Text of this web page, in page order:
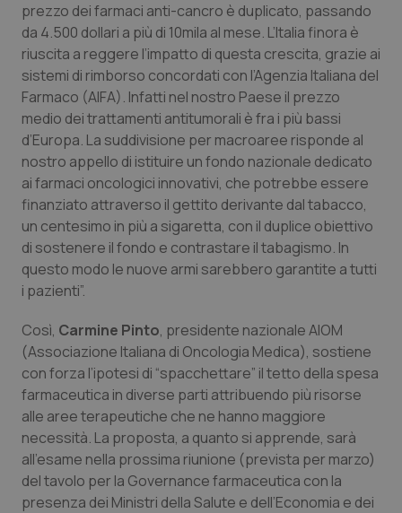
Campania
Emilia-Romagna
Friuli Venezia Giulia
Lazio
Liguria
Lombardia
Marche
Molise
Piemonte
Provincia Autonoma di Bolzano
Provincia Autonoma di Trento
Car-T
Colesterolo & coronaropatie
Dermatite Atopica
Diabete & glucometri
Disturbi dell’umore
Dolore
Donna & Salute
Epatiti
HIV
Infezioni & Febbre
Ipertensione & Scompenso
prezzo dei farmaci anti-cancro è duplicato, passando
da 4.500 dollari a più di 10mila al mese. L’Italia finora è
riuscita a reggere l’impatto di questa crescita, grazie ai
sistemi di rimborso concordati con l’Agenzia Italiana del
Farmaco (AIFA). Infatti nel nostro Paese il prezzo
medio dei trattamenti antitumorali è fra i più bassi
d’Europa. La suddivisione per macroaree risponde al
nostro appello di istituire un fondo nazionale dedicato
ai farmaci oncologici innovativi, che potrebbe essere
finanziato attraverso il gettito derivante dal tabacco,
un centesimo in più a sigaretta, con il duplice obiettivo
di sostenere il fondo e contrastare il tabagismo. In
questo modo le nuove armi sarebbero garantite a tutti
i pazienti”.
Così, Carmine Pinto, presidente nazionale AIOM
(Associazione Italiana di Oncologia Medica), sostiene
con forza l’ipotesi di “spacchettare” il tetto della spesa
farmaceutica in diverse parti attribuendo più risorse
alle aree terapeutiche che ne hanno maggiore
necessità. La proposta, a quanto si apprende, sarà
all'esame nella prossima riunione (prevista per marzo)
del tavolo per la Governance farmaceutica con la
presenza dei Ministri della Salute e dell’Economia e dei